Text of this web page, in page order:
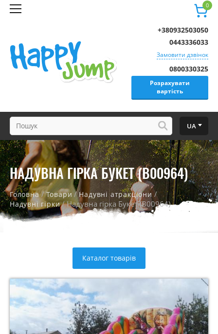
0
0800330325
Розрахувати
вартість
+380932503050
0443336033
Замовити дзвінок
UA
НАДУВНА ГІРКА БУКЕТ (B00964)
Головна/Товари /Надувні атракціони /
Надувні гірки/ Надувна гірка Букет (B00964)
Каталог товарів